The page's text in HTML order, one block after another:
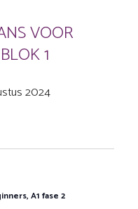
VOOR
1
2024
A1 fase 2